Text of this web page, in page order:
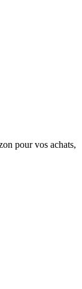
pour vos achats,